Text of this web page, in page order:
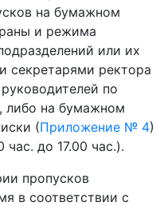
на бумажном
и режима
или их
секретарями ректора
по
, либо на бумажном
(Приложение № 4)
час. до 17.00 час.).
пропусков
в соответствии с